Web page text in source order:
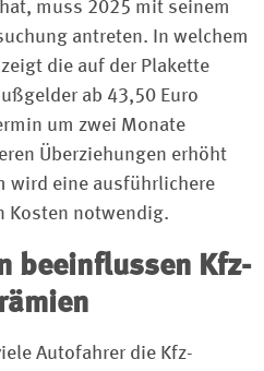
muss 2025 mit seinem
antreten. In welchem
die auf der Plakette
ab 43,50 Euro
um zwei Monate
Überziehungen erhöht
wird eine ausführlichere
Kosten notwendig.
beeinflussen Kfz-
Autofahrer die Kfz-